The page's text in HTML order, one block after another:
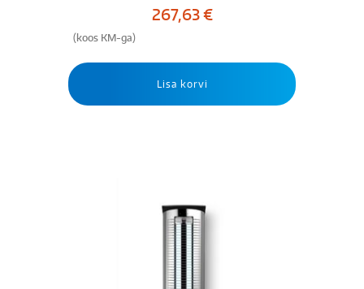
267,63€
(koos KM-ga)
Lisa korvi